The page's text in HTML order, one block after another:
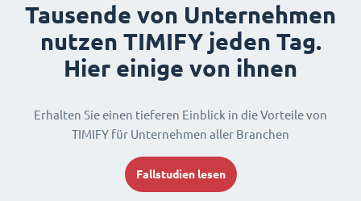
Tausende von Unternehmen
nutzen TIMIFY jeden Tag.
Hier einige von ihnen
Erhalten Sie einen tieferen Einblick in die Vorteile von
TIMIFY für Unternehmen aller Branchen
Fallstudien lesen